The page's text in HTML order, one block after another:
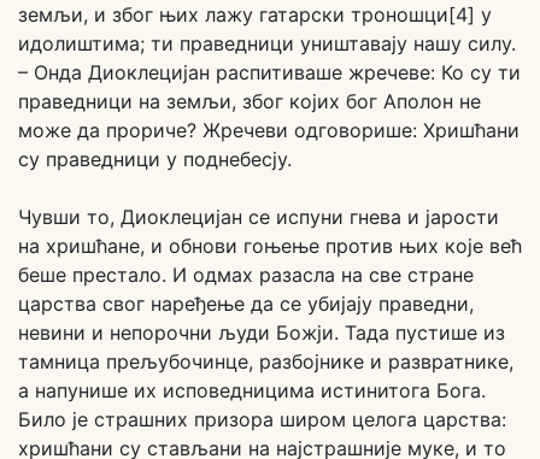
земљи, и због њих лажу гатарски троношци[4] у
идолиштима; ти праведници уништавају нашу силу.
– Онда Диоклецијан распитиваше жречеве: Ко су ти
праведници на земљи, због којих бог Аполон не
може да прориче? Жречеви одговорише: Хришћани
су праведници у поднебесју.
Чувши то, Диоклецијан се испуни гнева и јарости
на хришћане, и обнови гоњење против њих које већ
беше престало. И одмах разасла на све стране
царства свог наређење да се убијају праведни,
невини и непорочни људи Божји. Тада пустише из
тамница прељубочинце, разбојнике и развратнике,
а напунише их исповедницима истинитога Бога.
Било је страшних призора широм целога царства:
хришћани су стављани на најстрашније муке, и то